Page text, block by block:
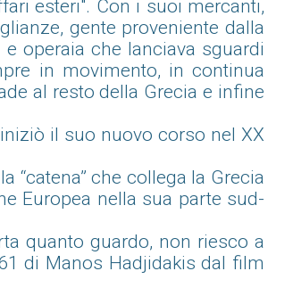
esteri". Con i suoi mercanti,
gente proveniente dalla
operaia che lanciava sguardi
in movimento, in continua
al resto della Grecia e infine
il suo nuovo corso nel XX
che collega la Grecia
Europea nella sua parte sud-
quanto guardo, non riesco a
di Manos Hadjidakis dal film